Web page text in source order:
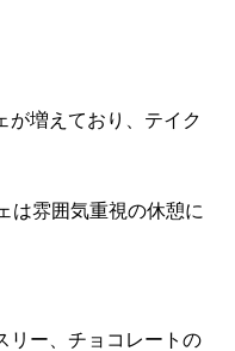
が増えており、テイク
は雰囲気重視の休憩に
リー、チョコレートの